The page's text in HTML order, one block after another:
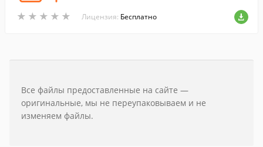
★ ★ ★ ★ ★
★ ★ ★ ★ ★ Лицензия: Бесплатно
Все файлы предоставленные на сайте —
оригинальные, мы не переупаковываем и не
изменяем файлы.